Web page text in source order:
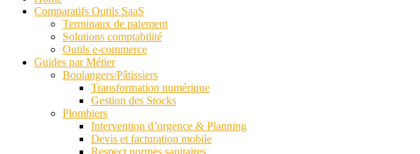
Comparatifs Outils SaaS
Terminaux de paiement
Solutions comptabilité
Outils e-commerce
Guides par Métier
Boulangers/Pâtissiers
Transformation numérique
Gestion des Stocks
Plombiers
Intervention d’urgence & Planning
Devis et facturation mobile
Respect normes sanitaires